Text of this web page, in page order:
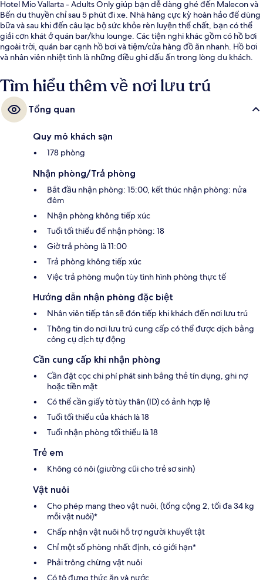
Hotel Mio Vallarta - Adults Only giúp bạn dễ dàng ghé đến Malecon và
Bến du thuyền chỉ sau 5 phút đi xe. Nhà hàng cực kỳ hoàn hảo để dùng
bữa và sau khi đến câu lạc bộ sức khỏe rèn luyện thể chất, bạn có thể
giải cơn khát ở quán bar/khu lounge. Các tiện nghi khác gồm có hồ bơi
ngoài trời, quán bar cạnh hồ bơi và tiệm/cửa hàng đồ ăn nhanh. Hồ bơi
và nhân viên nhiệt tình là những điều ghi dấu ấn trong lòng du khách.
Tìm hiểu thêm về nơi lưu trú
Tổng quan
Quy mô khách sạn
178 phòng
Nhận phòng/Trả phòng
Bắt đầu nhận phòng: 15:00, kết thúc nhận phòng: nửa
đêm
Nhận phòng không tiếp xúc
Tuổi tối thiểu để nhận phòng: 18
Giờ trả phòng là 11:00
Trả phòng không tiếp xúc
Việc trả phòng muộn tùy tình hình phòng thực tế
Hướng dẫn nhận phòng đặc biệt
Nhân viên tiếp tân sẽ đón tiếp khi khách đến nơi lưu trú
Thông tin do nơi lưu trú cung cấp có thể được dịch bằng
công cụ dịch tự động
Cần cung cấp khi nhận phòng
Cần đặt cọc chi phí phát sinh bằng thẻ tín dụng, ghi nợ
hoặc tiền mặt
Có thể cần giấy tờ tùy thân (ID) có ảnh hợp lệ
Tuổi tối thiểu của khách là 18
Tuổi nhận phòng tối thiểu là 18
Trẻ em
Không có nôi (giường cũi cho trẻ sơ sinh)
Vật nuôi
Cho phép mang theo vật nuôi, (tổng cộng 2, tối đa 34 kg
mỗi vật nuôi)*
Chấp nhận vật nuôi hỗ trợ người khuyết tật
Chỉ một số phòng nhất định, có giới hạn*
Phải trông chừng vật nuôi
Có tô đựng thức ăn và nước